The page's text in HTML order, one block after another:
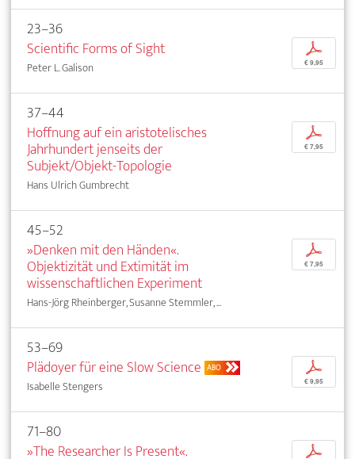
23–36
Scientific Forms of Sight
Peter L. Galison
p
€ 9,95
37–44
Hoffnung auf ein aristotelisches
Jahrhundert jenseits der
Subjekt/Objekt-Topologie
Hans Ulrich Gumbrecht
p
€ 7,95
45–52
»Denken mit den Händen«.
Objektizität und Extimität im
wissenschaftlichen Experiment
Hans-Jörg Rheinberger, Susanne Stemmler, ...
p
€ 7,95
53–69
Plädoyer für eine Slow Science ABO
Isabelle Stengers
p
€ 9,95
71–80
»The Researcher Is Present«.
p